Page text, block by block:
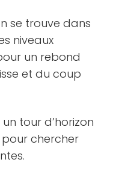
se trouve dans
niveaux
un rebond
et du coup
tour d’horizon
chercher